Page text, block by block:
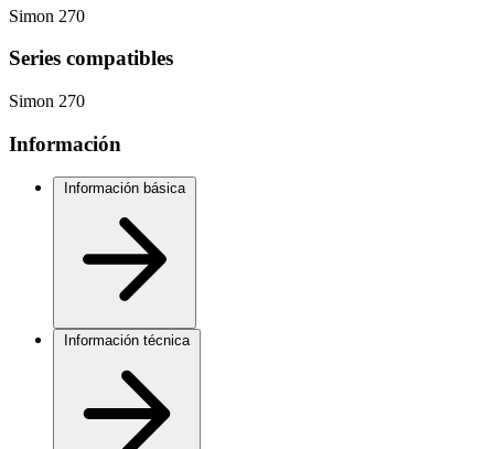
Simon 270
Series compatibles
Simon 270
Información
Información básica
Información técnica